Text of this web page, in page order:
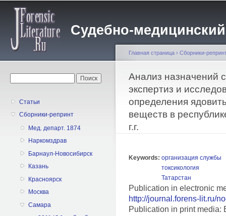
Судебно-
Статьи
Сборники-репринт
Мед. департ. 1874
Наркомздрав
Барнаул-Новосибирск
Казань
Красноярск
Москва
Самара
Вы здесь
Главная страница › Сборники-
Анализ назначений
экспертиз и
определения
веществ в
г.г.
Keywords: организация службы
токсикология
Татарстан
Publication in electronic
http://journal.forens-lit.ru/
Publication in print